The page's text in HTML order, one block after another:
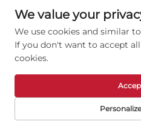
4. Γιατί να αγοράσετε από εμάς και
Η ποιότητα του προϊόντος μας έχει
Το δίκτυο πωλήσεων και υπηρεσιών
την Κίνα. Η εταιρεία έχει περάσει
πιστοποιήσεις, και έχει κερδίσει
5. Ποιες υπηρεσίες μπορούμε να
Δικαιούμενοι όροι παράδοσης:
Αποδεκτό Νόμισμα Πληρωμής:USD;
Αποδεκτοί τύποι πληρωμής: T/T,
We value your
We use cookies and similar
If you don't want to accept
cookies.